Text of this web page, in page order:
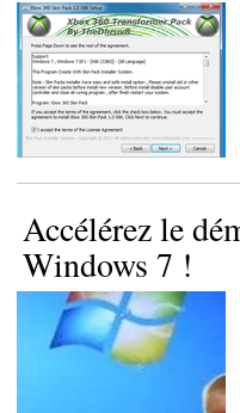
Accélérez le
Windows 7 !